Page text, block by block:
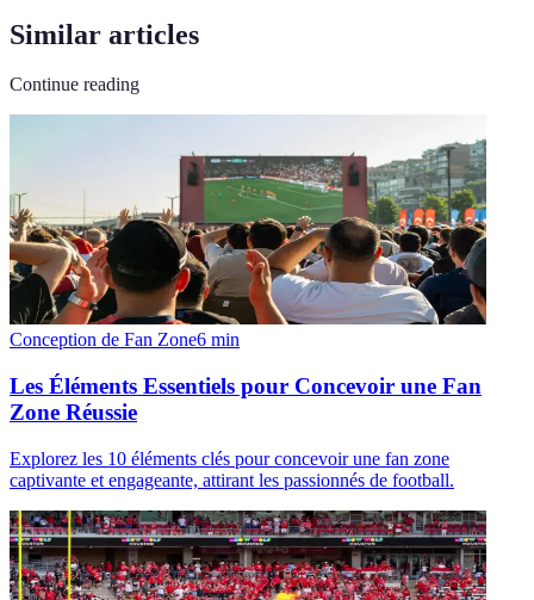
Similar articles
Continue reading
Conception de Fan Zone6 min
Les Éléments Essentiels pour Concevoir une Fan
Zone Réussie
Explorez les 10 éléments clés pour concevoir une fan zone
captivante et engageante, attirant les passionnés de football.